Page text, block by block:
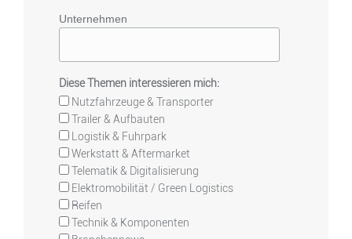
Unternehmen
Diese Themen interessieren mich:
Nutzfahrzeuge & Transporter
Trailer & Aufbauten
Logistik & Fuhrpark
Werkstatt & Aftermarket
Telematik & Digitalisierung
Elektromobilität / Green Logistics
Reifen
Technik & Komponenten